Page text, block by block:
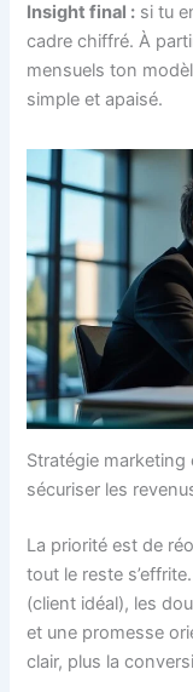
Insight final : si tu
cadre chiffré. À
mensuels ton
simple et apaisé.
Stratégie
sécuriser les
La priorité est de
tout le reste
(client idéal), les
et une promesse
clair, plus la